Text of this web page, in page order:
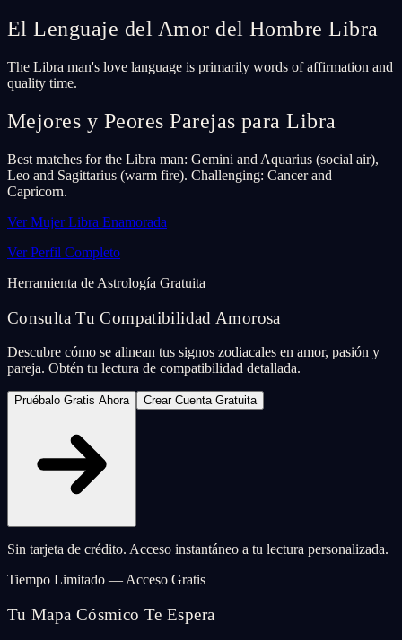
El Lenguaje del Amor del Hombre Libra
The Libra man's love language is primarily words of affirmation and
quality time.
Mejores y Peores Parejas para Libra
Best matches for the Libra man: Gemini and Aquarius (social air),
Leo and Sagittarius (warm fire). Challenging: Cancer and
Capricorn.
Ver Mujer Libra Enamorada
Ver Perfil Completo
Herramienta de Astrología Gratuita
Consulta Tu Compatibilidad Amorosa
Descubre cómo se alinean tus signos zodiacales en amor, pasión y
pareja. Obtén tu lectura de compatibilidad detallada.
Pruébalo Gratis Ahora Crear Cuenta Gratuita
Sin tarjeta de crédito. Acceso instantáneo a tu lectura personalizada.
Tiempo Limitado — Acceso Gratis
Tu Mapa Cósmico Te Espera